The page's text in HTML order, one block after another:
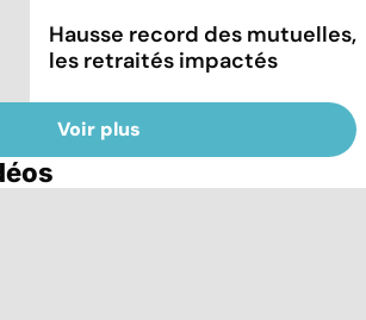
Hausse record des mutuelles,
les retraités impactés
Voir plus